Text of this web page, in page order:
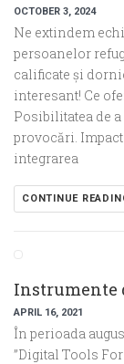
OCTOBER 3, 2024
Ne extindem
persoanelor
calificate și
interesant! Ce
Posibilitatea de
provocări.
integrarea
CONTINUE
Instrumente
APRIL 16, 2021
În perioada
”Digital Tools